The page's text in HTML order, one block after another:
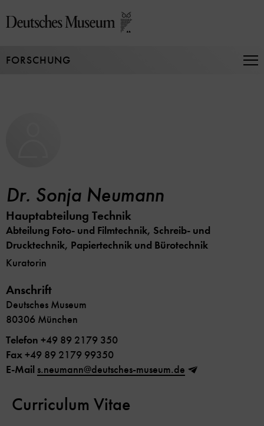
zum
FORSCHUNG
Dr. Sonja Neumann
Hauptabteilung Technik
Abteilung Foto- und Filmtechnik, Schreib- und
Drucktechnik, Papiertechnik und Bürotechnik
Kuratorin
Anschrift
Deutsches Museum
80306 München
Telefon +49 89 2179 350
Fax+49 89 2179 99350
E-Mail s.neumann@deutsches-museum.de
Curriculum Vitae